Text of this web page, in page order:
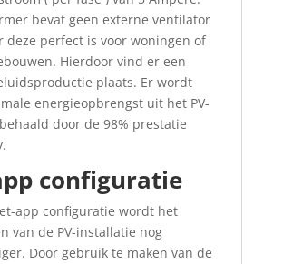
bevat geen externe ventilator
deze perfect is voor woningen of
Hierdoor vind er een
plaats. Er wordt
energieopbrengst uit het PV-
door de 98% prestatie
configuratie
app configuratie wordt het
van de PV-installatie nog
Door gebruik te maken van de